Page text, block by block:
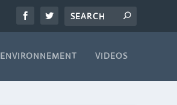
ENVIRONNEMENT VIDEOS